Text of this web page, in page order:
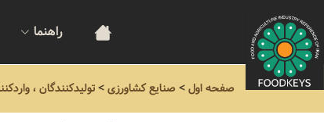
راهنما
صفحه اول> صنایع کشاورزی>تولیدکنندگان ،